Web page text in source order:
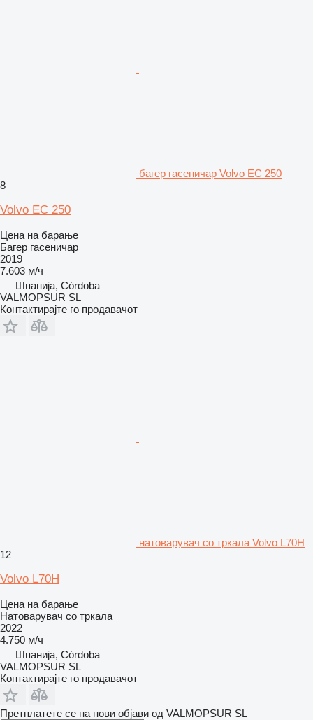
багер гасеничар Volvo EC 250
8
Volvo EC 250
Цена на барање
Багер гасеничар
2019
7.603 м/ч
Шпанија, Córdoba
VALMOPSUR SL
Контактирајте го продавачот
натоварувач со тркала Volvo L70H
12
Volvo L70H
Цена на барање
Натоварувач со тркала
2022
4.750 м/ч
Шпанија, Córdoba
VALMOPSUR SL
Контактирајте го продавачот
Претплатете се на нови објави од VALMOPSUR SL